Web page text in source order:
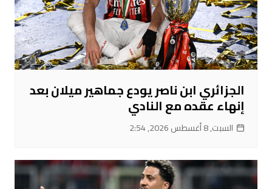
الجزائري ابن ناصر يودع جماهير ميلان بعد
إنهاء عقده مع النادي
السبت, 8 أغسطس 2026, 2:54